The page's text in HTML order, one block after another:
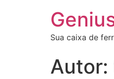
Sua caixa de
Autor: